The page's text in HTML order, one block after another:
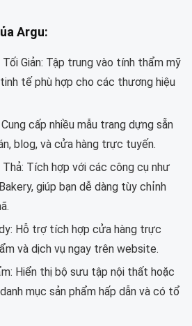
Argu:
Giản: Tập trung vào tính thẩm mỹ
tế phù hợp cho các thương hiệu
cấp nhiều mẫu trang dựng sẵn
blog, và cửa hàng trực tuyến.
Thả: Tích hợp với các công cụ như
giúp bạn dễ dàng tùy chỉnh
Hỗ trợ tích hợp cửa hàng trực
và dịch vụ ngay trên website.
Hiển thị bộ sưu tập nội thất hoặc
mục sản phẩm hấp dẫn và có tổ